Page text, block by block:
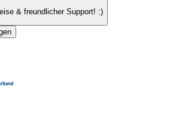
& freundlicher Support! :)